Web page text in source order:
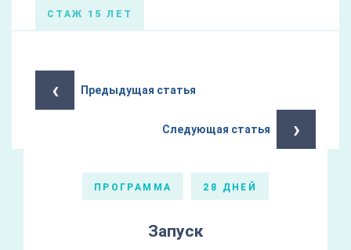
СТАЖ 15 ЛЕТ
‹ Предыдущая статья
Следующая статья ›
ПРОГРАММА 28 ДНЕЙ
Запуск